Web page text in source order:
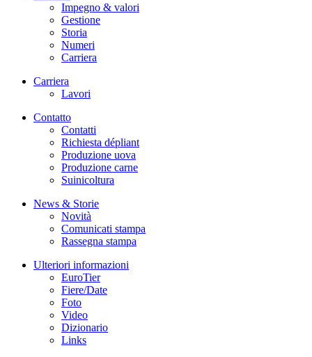
Impegno & valori
Gestione
Storia
Numeri
Carriera
Carriera
Lavori
Contatto
Contatti
Richiesta dépliant
Produzione uova
Produzione carne
Suinicoltura
News & Storie
Novità
Comunicati stampa
Rassegna stampa
Ulteriori informazioni
EuroTier
Fiere/Date
Foto
Video
Dizionario
Links